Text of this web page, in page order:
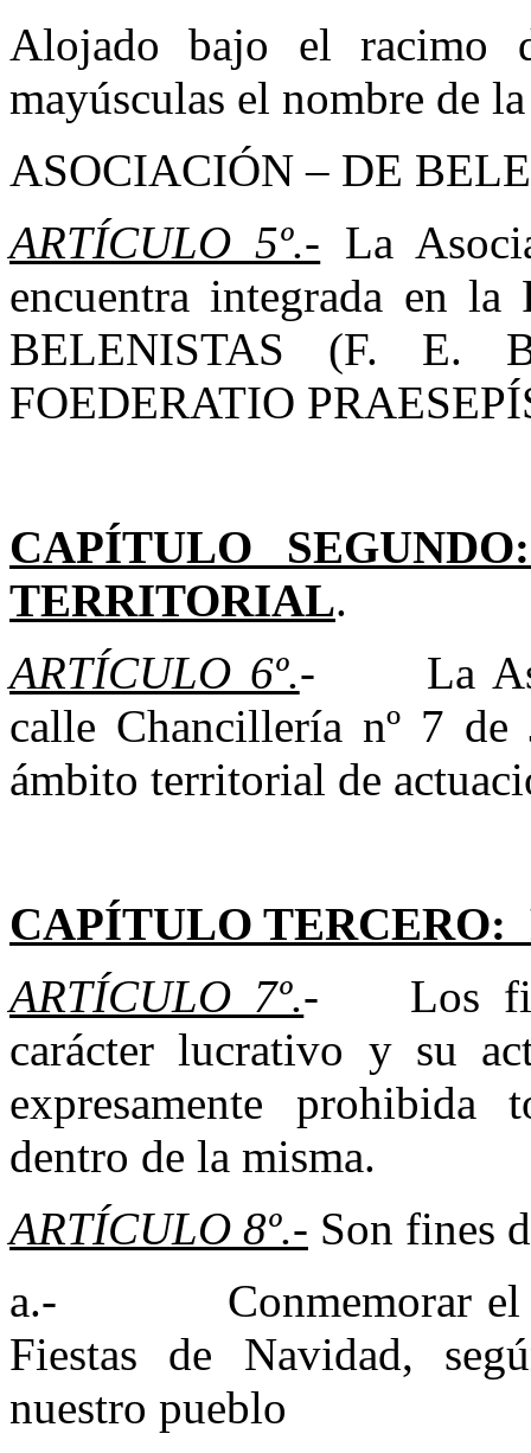
Alojado bajo el racimo
mayúsculas el nombre de
ASOCIACIÓN – DE
ARTÍCULO 5º.- La
encuentra integrada en
BELENISTAS (F. E.
FOEDERATIO
CAPÍTULO
TERRITORIAL.
ARTÍCULO 6º.- La
calle Chancillería nº 7
ámbito territorial de
CAPÍTULO TERCERO:
ARTÍCULO 7º.- Los
carácter lucrativo y su
expresamente
dentro de la misma.
ARTÍCULO 8º.- Son fines
a.- Conmemorar el
Fiestas de Navidad,
nuestro pueblo